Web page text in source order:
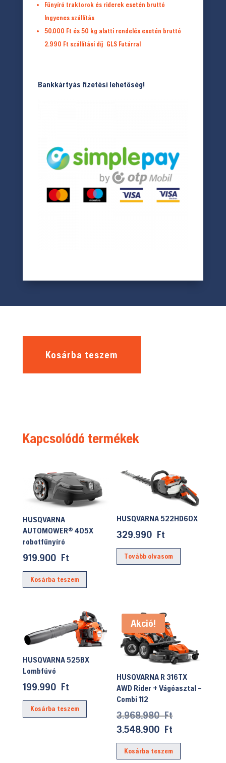
Fűnyíró traktorok és riderek esetén bruttó
Ingyenes szállítás
50.000 Ft és 50 kg alatti rendelés esetén bruttó
2.990 Ft szállítási díj GLS Futárral
Bankkártyás fizetési lehetőség!
Kosárba teszem
Kapcsolódó termékek
HUSQVARNA
AUTOMOWER® 405X
robotfűnyíró
919.900 Ft
Kosárba teszem
HUSQVARNA 522HD60X
329.990 Ft
Tovább olvasom
HUSQVARNA 525BX
Lombfúvó
199.990 Ft
Kosárba teszem
Akció!
HUSQVARNA R 316TX
AWD Rider + Vágóasztal –
Combi 112
3.968.980FtOriginal
was:
3.968.980
3.548.900 Ft
price
is:
Kosárba teszem